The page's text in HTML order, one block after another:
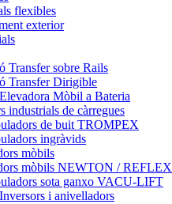
flexibles
exterior
Transfer sobre Rails
Transfer Dirigible
Mòbil a Bateria
industrials de càrregues
de buit TROMPEX
ingràvids
mòbils
mòbils NEWTON / REFLEX
sota ganxo VACU-LIFT
i anivelladors